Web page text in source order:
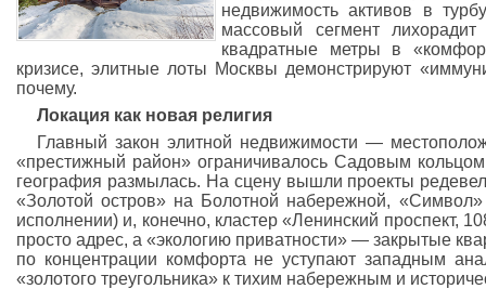
недвижимость активов в
массовый сегмент
квадратные метры в
кризисе, элитные лоты Москвы демонстрируют
почему.
Локация как новая религия
Главный закон элитной недвижимости —
«престижный район» ограничивалось Садовым
география размылась. На сцену вышли проекты
«Золотой остров» на Болотной набережной,
исполнении) и, конечно, кластер «Ленинский проспект,
просто адрес, а «экологию приватности» — закрытые
по концентрации комфорта не уступают западным
«золотого треугольника» к тихим набережным и